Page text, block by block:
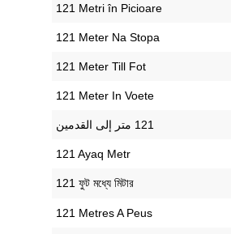
‎121 Metri în Picioare
‎121 Meter Na Stopa
‎121 Meter Till Fot
‎121 Meter In Voete
‎121 Ayaq Metr
‎121 ফুট মধ্যে মিটার
‎121 Metres A Peus